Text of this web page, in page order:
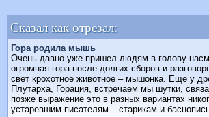
Сказал как отрезал:
Гора родила мышь
Очень давно уже пришел людям в голову
огромная гора после долгих сборов и
свет крохотное животное – мышонка. Еще у
Плутарха, Горация, встречаем мы шутки,
позже выражение это в разных вариантах
устаревшим писателям – старикам и